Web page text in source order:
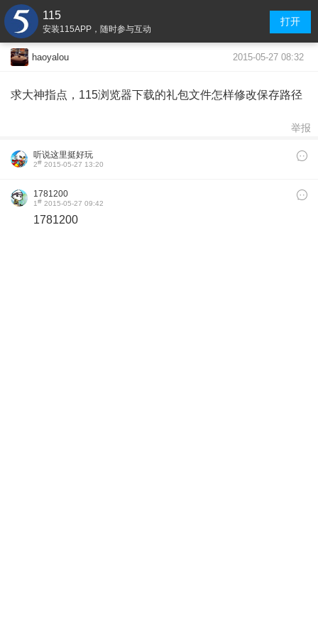
115
安装115APP，随时参与互动
打开
haoyalou 2015-05-27 08:32
求大神指点，115浏览器下载的礼包文件怎样修改保存路径
举报
听说这里挺好玩
2# 2015-05-27 13:20
1781200
1# 2015-05-27 09:42
1781200